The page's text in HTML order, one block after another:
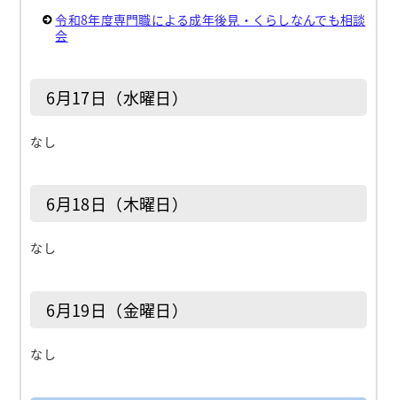
令和8年度専門職による成年後見・くらしなんでも相談
会
6月17日（水曜日）
なし
6月18日（木曜日）
なし
6月19日（金曜日）
なし